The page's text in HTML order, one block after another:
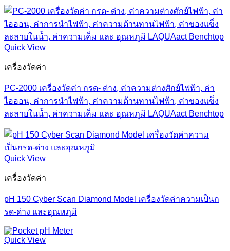
Quick View
เครื่องวัดค่า
PC-2000 เครื่องวัดค่า กรด- ด่าง, ค่าความต่างศักย์ไฟฟ้า, ค่า
ไอออน, ค่าการนำไฟฟ้า, ค่าความต้านทานไฟฟ้า, ค่าของแข็ง
ละลายในน้ำ, ค่าความเค็ม และ อุณหภูมิ LAQUAact Benchtop
Quick View
เครื่องวัดค่า
pH 150 Cyber Scan Diamond Model เครื่องวัดค่าความเป็นก
รด-ด่าง และอุณหภูมิ
Quick View